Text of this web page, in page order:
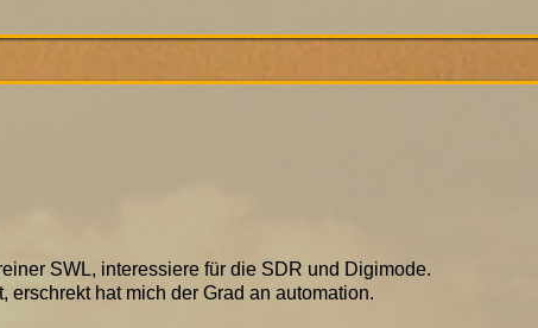
SWL, interessiere für die SDR und Digimode.
hat mich der Grad an automation.